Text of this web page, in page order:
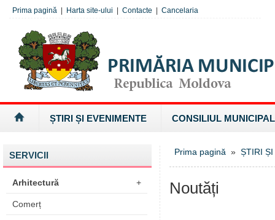
Prima pagină Harta site-ului Contacte Cancelaria
ȘTIRI ȘI EVENIMENTE CONSILIUL MUNICIPAL
SERVICII
Arhitectură +
Comerț
Prima pagină » ȘTIRI
Noutăți